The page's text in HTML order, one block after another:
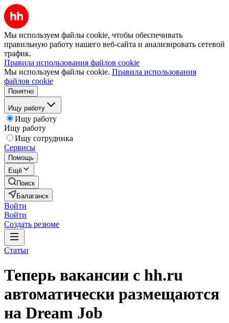
Мы используем файлы cookie, чтобы обеспечивать
правильную работу нашего веб-сайта и анализировать сетевой
трафик.
Правила использования файлов cookie
Мы используем файлы cookie. Правила использования
файлов cookie
Понятно
Ищу работу
Ищу работу
Ищу работу
Ищу сотрудника
Сервисы
Помощь
Ещё
Поиск
Балаганск
Войти
Войти
Создать резюме
Статьи
Теперь вакансии с hh.ru
автоматически размещаются
на Dream Job